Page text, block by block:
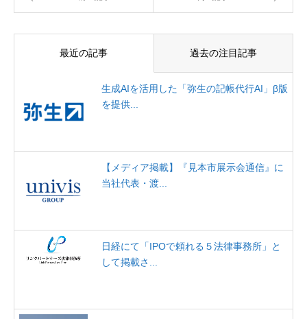
最近の記事 過去の注目記事
生成AIを活用した「弥生の記帳代行AI」β版
を提供...
【メディア掲載】『見本市展示会通信』に
当社代表・渡...
日経にて「IPOで頼れる５法律事務所」と
して掲載さ...